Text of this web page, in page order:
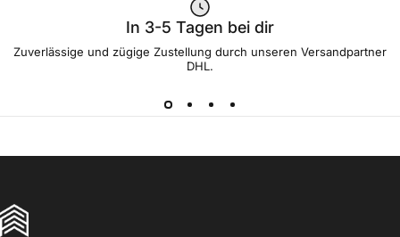
In 3-5 Tagen bei dir
Zuverlässige und zügige Zustellung durch unseren Versandpartner
DHL.
FRIEDWIL